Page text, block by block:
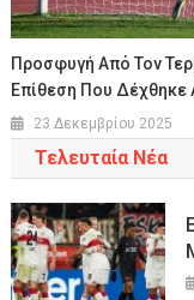
Προσφυγή Από Τον
Επίθεση Που
23 Δεκεμβρίου 2025
Τελευταία Νέα